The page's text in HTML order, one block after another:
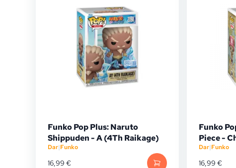
Funko Pop Plus: Naruto
Shippuden - A (4Th Raikage)
Dar|Funko
16,99 €
Funko
Piece -
Dar|Funko
16,99 €